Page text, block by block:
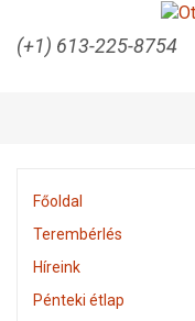
(+1) 613-225-8754
Főoldal
Terembérlés
Híreink
Pénteki étlap